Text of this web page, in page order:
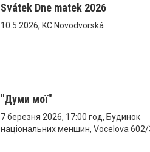
Svátek Dne matek 2026
10.5.2026, KC Novodvorská
"Думи мої"
7 березня 2026, 17:00 год, Будинок
національних меншин, Vocelova 602/